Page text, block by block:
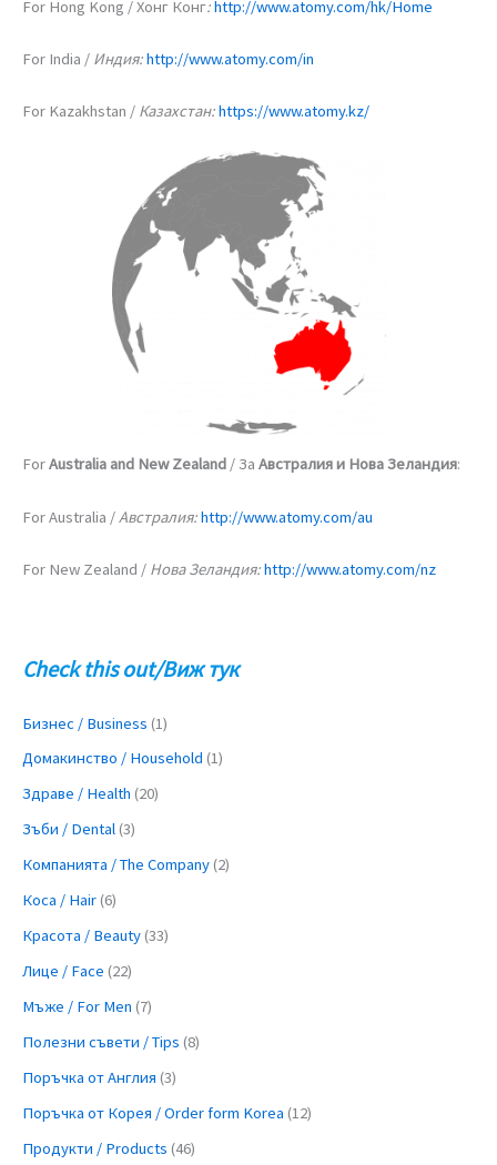
For Hong Kong / Хонг Конг:http://www.atomy.com/hk/Home
For India / Индия:http://www.atomy.com/in
For Kazakhstan / Казахстан:https://www.atomy.kz/
ForAustralia and New Zealand / За Австралия и Нова Зеландия:
For Australia /Австралия:http://www.atomy.com/au
For New Zealand / Нова Зеландия:http://www.atomy.com/nz
Check this out/Виж тук
Бизнес / Business (1)
Домакинство / Household (1)
Здраве / Health (20)
Зъби / Dental (3)
Компанията / The Company (2)
Коса / Hair (6)
Красота / Beauty (33)
Лице / Face (22)
Мъже / For Men (7)
Полезни съвети / Tips (8)
Поръчка от Англия (3)
Поръчка от Корея / Order form Korea (12)
Продукти / Products (46)